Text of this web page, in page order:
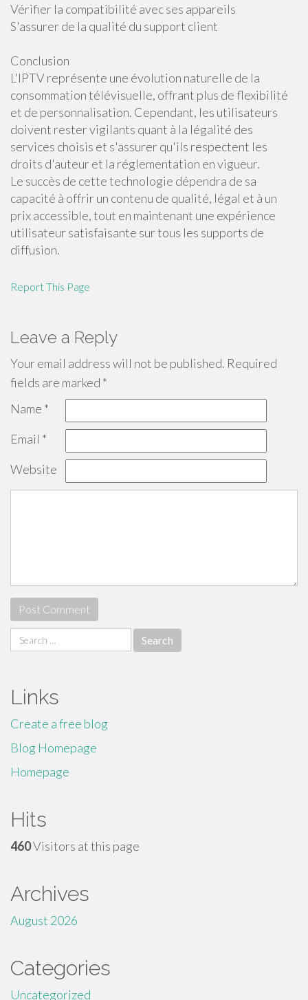
Vérifier la compatibilité avec ses appareils
S'assurer de la qualité du support client
Conclusion
L'IPTV représente une évolution naturelle de la
consommation télévisuelle, offrant plus de flexibilité
et de personnalisation. Cependant, les utilisateurs
doivent rester vigilants quant à la légalité des
services choisis et s'assurer qu'ils respectent les
droits d'auteur et la réglementation en vigueur.
Le succès de cette technologie dépendra de sa
capacité à offrir un contenu de qualité, légal et à un
prix accessible, tout en maintenant une expérience
utilisateur satisfaisante sur tous les supports de
diffusion.
Report This Page
Leave a Reply
Your email address will not be published. Required
fields are marked *
Name *
Email *
Website
Search
for:
Links
Create a free blog
Blog Homepage
Homepage
Hits
460Visitors at this page
Archives
August 2026
Categories
Uncategorized